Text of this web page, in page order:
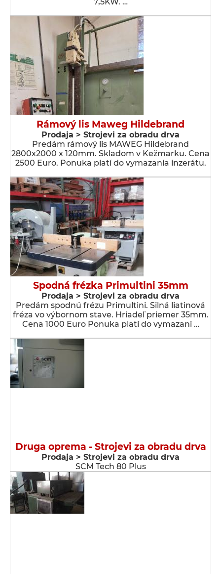
Rámový lis Maweg Hildebrand
Prodaja > Strojevi za obradu drva
Predám rámový lis MAWEG Hildebrand
2800x2000 x 120mm. Skladom v Kežmarku. Cena
2500 Euro. Ponuka platí do vymazania inzerátu.
Spodná frézka Primultini 35mm
Prodaja > Strojevi za obradu drva
Predám spodnú frézu Primultini. Silná liatinová
fréza vo výbornom stave. Hriadeľ priemer 35mm.
Cena 1000 Euro Ponuka platí do vymazani …
Druga oprema - Strojevi za obradu drva
Prodaja > Strojevi za obradu drva
SCM Tech 80 Plus